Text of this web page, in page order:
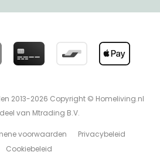
2013-2026 Copyright © Homeliving.nl
van Mtrading B.V.
voorwaarden
Privacybeleid
Cookiebeleid